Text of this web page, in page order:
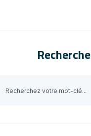
Recherche